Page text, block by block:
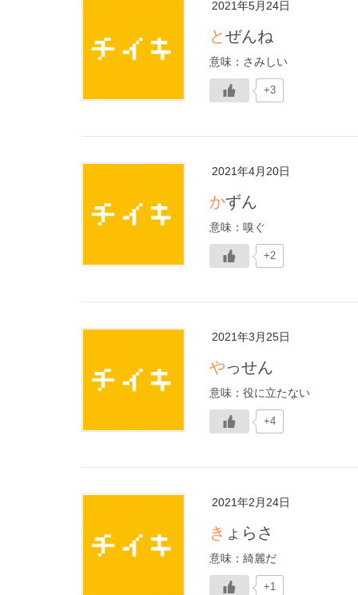
2021年5月24日
とぜんね
意味：さみしい
+3
2021年4月20日
かずん
意味：嗅ぐ
+2
2021年3月25日
やっせん
意味：役に立たない
+4
2021年2月24日
きょらさ
意味：綺麗だ
+1